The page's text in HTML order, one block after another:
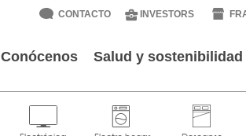
CONTACTO INVESTORS
Conócenos Salud y sostenibilidad